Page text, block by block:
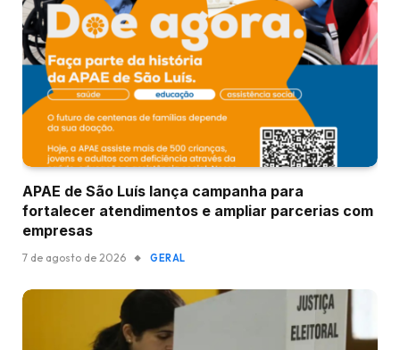
APAE de São Luís lança campanha para
fortalecer atendimentos e ampliar parcerias com
empresas
7 de agosto de 2026 GERAL